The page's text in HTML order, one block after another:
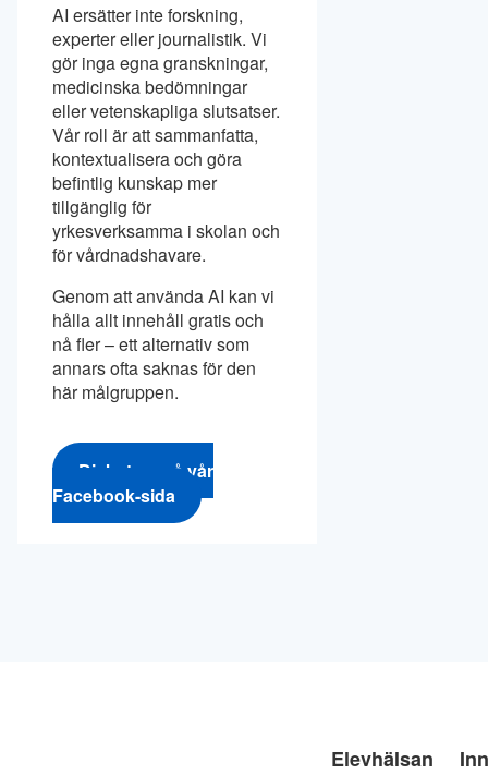
AI ersätter inte forskning,
experter eller journalistik. Vi
gör inga egna granskningar,
medicinska bedömningar
eller vetenskapliga slutsatser.
Vår roll är att sammanfatta,
kontextualisera och göra
befintlig kunskap mer
tillgänglig för
yrkesverksamma i skolan och
för vårdnadshavare.
Genom att använda AI kan vi
hålla allt innehåll gratis och
nå fler – ett alternativ som
annars ofta saknas för den
här målgruppen.
Diskutera på vår
Facebook-sida
Elevhälsan